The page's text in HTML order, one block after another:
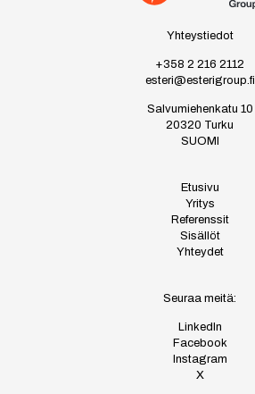
Yhteystiedot
+358 2 216 2112
esteri@esterigroup.fi
Salvumiehenkatu 10
20320 Turku
SUOMI
Etusivu
Yritys
Referenssit
Sisällöt
Yhteydet
Seuraa meitä:
LinkedIn
Facebook
Instagram
X